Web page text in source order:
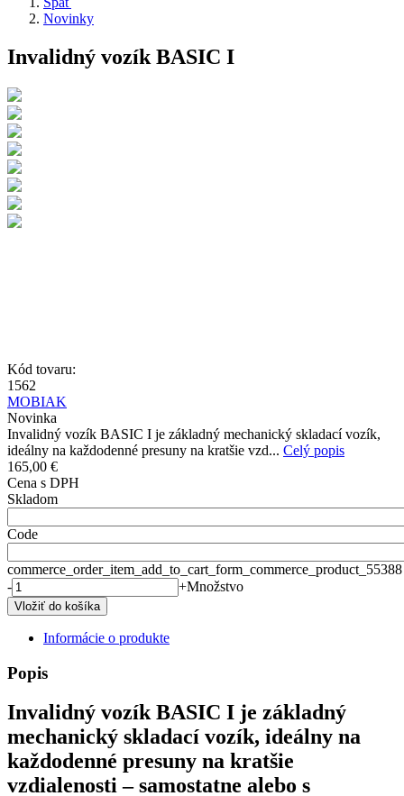
Novinky
Invalidný vozík BASIC I
Kód tovaru:
1562
MOBIAK
Novinka
Invalidný vozík BASIC I je základný mechanický skladací vozík,
ideálny na každodenné presuny na kratšie vzd... Celý popis
165,00 €
Cena s DPH
Skladom
Code
commerce_order_item_add_to_cart_form_commerce_product_55388
-
+Množstvo
Informácie o produkte
Popis
Invalidný vozík BASIC I je základný
mechanický skladací vozík, ideálny na
každodenné presuny na kratšie
vzdialenosti – samostatne alebo s